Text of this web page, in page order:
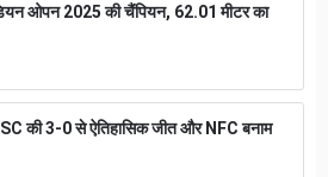
ओपन 2025 की चैंपियन, 62.01 मीटर का
की 3-0 से ऐतिहासिक जीत और NFC बनाम